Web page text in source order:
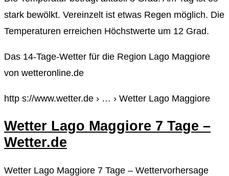
stark bewölkt. Vereinzelt ist etwas Regen möglich. Die
Temperaturen erreichen Höchstwerte um 12 Grad.
Das 14-Tage-Wetter für die Region Lago Maggiore
von wetteronline.de
http s://www.wetter.de › … › Wetter Lago Maggiore
Wetter Lago Maggiore 7 Tage –
Wetter.de
Wetter Lago Maggiore 7 Tage – Wettervorhersage